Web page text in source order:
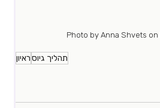
Photo by Anna Shvets on
תהליך גיוסראיון